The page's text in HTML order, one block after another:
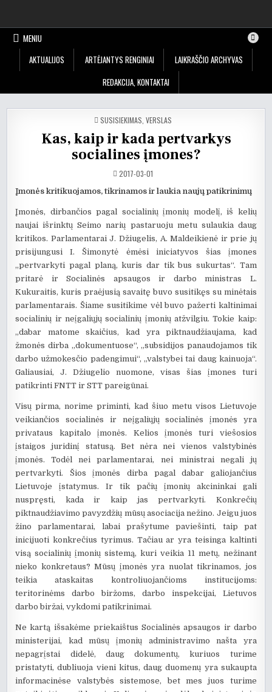
content
MENIU
AKTUALIJOS
ARTĖJANTYS RENGINIAI
LAIKRAŠČIO ARCHYVAS
REDAKCIJA, KONTAKTAI
POSTED
IN
SUSISIEKIMAS VERSLAS
Kas, kaip ir kada pertvarkys
socialines įmones?
2017-03-01
Įmonės kritikuojamos, tikrinamos ir laukia naujų patikrinimų
Įmonės, dirbančios pagal socialinių įmonių modelį, iš kelių
naujai išrinktų Seimo narių pastaruoju metu sulaukia daug
kritikos. Parlamentarai J. Džiugelis, A. Maldeikienė ir prie jų
prisijungusi I. Šimonytė ėmėsi iniciatyvos šias įmones
„pertvarkyti pagal planą, kuris dar tik bus sukurtas“. Tam
pritarė ir Socialinės apsaugos ir darbo ministras L.
Kukuraitis, kuris praėjusią savaitę buvo susitikęs su minėtais
parlamentarais. Šiame susitikime vėl buvo pažerti kaltinimai
socialinių ir neįgaliųjų socialinių įmonių atžvilgiu. Tokie kaip:
„dabar matome skaičius, kad yra piktnaudžiaujama, kad
žmonės dirba „dokumentuose“, „subsidijos panaudojamos tik
darbo užmokesčio padengimui“, „valstybei tai daug kainuoja“.
Galiausiai, J. Džiugelio nuomone, visas šias įmones turi
patikrinti FNTT ir STT pareigūnai.
Visų pirma, norime priminti, kad šiuo metu visos Lietuvoje
veikiančios socialinės ir neįgaliųjų socialinės įmonės yra
privataus kapitalo įmonės. Kelios įmonės turi viešosios
įstaigos juridinį statusą. Bet nėra nei vienos valstybinės
įmonės. Todėl nei parlamentarai, nei ministrai negali jų
pertvarkyti. Šios įmonės dirba pagal dabar galiojančius
Lietuvoje įstatymus. Ir tik pačių įmonių akcininkai gali
nuspręsti, kada ir kaip jas pertvarkyti. Konkrečių
piktnaudžiavimo pavyzdžių mūsų asociacija nežino. Jeigu juos
žino parlamentarai, labai prašytume paviešinti, taip pat
inicijuoti konkrečius tyrimus. Tačiau ar yra teisinga kaltinti
visą socialinių įmonių sistemą, kuri veikia 11 metų, nežinant
nieko konkretaus? Mūsų įmonės yra nuolat tikrinamos, jos
teikia ataskaitas kontroliuojančioms institucijoms:
teritorinėms darbo biržoms, darbo inspekcijai, Lietuvos
darbo biržai, vykdomi patikrinimai.
Ne kartą išsakėme priekaištus Socialinės apsaugos ir darbo
ministerijai, kad mūsų įmonių administravimo našta yra
nepagrįstai didelė, daug dokumentų, kuriuos turime
pristatyti, dubliuoja vieni kitus, daug duomenų yra sukaupta
informacinėse valstybės sistemose, bet mes juos turime